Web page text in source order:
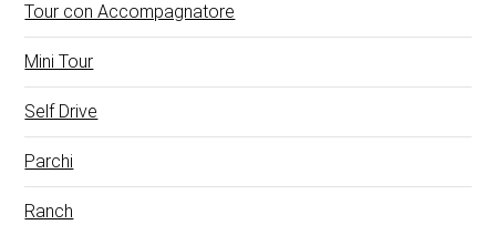
Tour con Accompagnatore
Mini Tour
Self Drive
Parchi
Ranch